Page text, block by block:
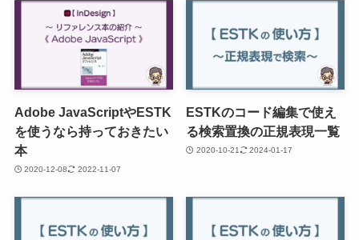
Adobe JavaScriptやESTK
を使うなら持っておきたい
本
2020-12-08 2022-11-07
ESTKのコード編集で使え
る検索置換の正規表現一覧
2020-10-21 2024-01-17